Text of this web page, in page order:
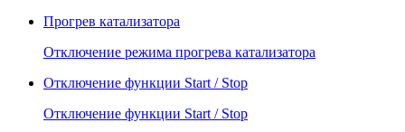
Прогрев катализатора
Отключение режима прогрева катализатора
Отключение функции Start / Stop
Отключение функции Start / Stop